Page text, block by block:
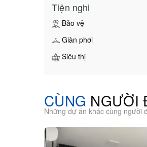
Tiện nghi
Bảo vệ
Giàn phơi
Siêu thị
CÙNG NGƯỜI
Những dự án khác cùng người